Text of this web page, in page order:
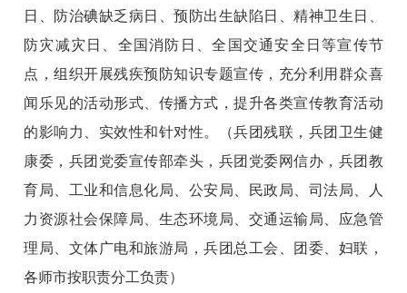
日、防治碘缺乏病日、预防出生缺陷日、精神卫生日、
防灾减灾日、全国消防日、全国交通安全日等宣传节
点，组织开展残疾预防知识专题宣传，充分利用群众喜
闻乐见的活动形式、传播方式，提升各类宣传教育活动
的影响力、实效性和针对性。（兵团残联，兵团卫生健
康委，兵团党委宣传部牵头，兵团党委网信办，兵团教
育局、工业和信息化局、公安局、民政局、司法局、人
力资源社会保障局、生态环境局、交通运输局、应急管
理局、文体广电和旅游局，兵团总工会、团委、妇联，
各师市按职责分工负责）